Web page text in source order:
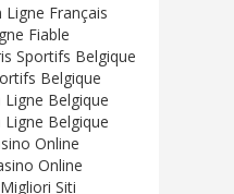
Ligne Français
Fiable
Sportifs Belgique
Belgique
Ligne Belgique
Ligne Belgique
Online
Online
Siti